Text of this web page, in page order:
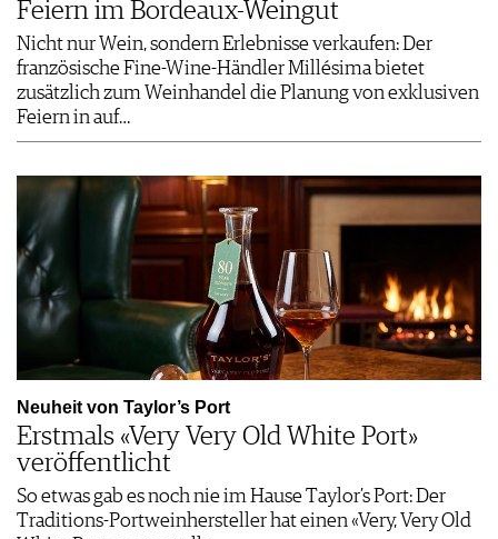
Feiern im Bordeaux-Weingut
Nicht nur Wein, sondern Erlebnisse verkaufen: Der
französische Fine-Wine-Händler Millésima bietet
zusätzlich zum Weinhandel die Planung von exklusiven
Feiern in auf…
Neuheit von Taylor’s Port
Erstmals «Very Very Old White Port»
veröffentlicht
So etwas gab es noch nie im Hause Taylor’s Port: Der
Traditions-Portweinhersteller hat einen «Very, Very Old